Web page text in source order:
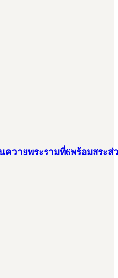
วายพระรามที่6พร้อมสระส่